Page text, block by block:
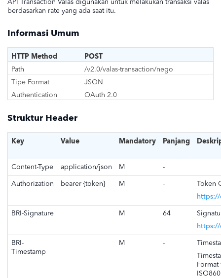
API Transaction Valas digunakan untuk melakukan transaksi valas
berdasarkan rate yang ada saat itu.
Informasi Umum
HTTP Method POST
Path
/v2.0/valas-transaction/nego
Tipe Format
JSON
Authentication
OAuth 2.0
Struktur Header
Key Value Mandatory Panjang
Content-Type application/json M -
Authorization bearer {token} M -
Token
BRI-Signature M 64
BRI-
Timestamp
M -